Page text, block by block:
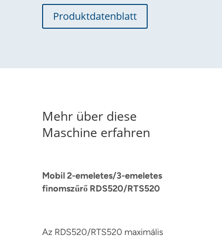
Produktdatenblatt
Mehr über diese
Maschine erfahren
Mobil 2-emeletes/3-emeletes
finomszűrő RDS520/RTS520
Az RDS520/RTS520 maximális